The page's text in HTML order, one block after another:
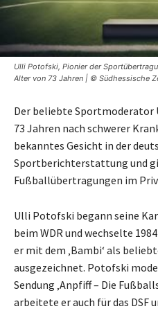
Ulli Potofski, Pionier der
Alter von 73 Jahren | © Südhessische
Der beliebte
73 Jahren nach schwerer
bekanntes Gesicht in der
Sportberichterstattung und
Fußballübertragungen im
Ulli Potofski begann seine
beim WDR und wechselte
er mit dem ‚Bambi‘ als
ausgezeichnet. Potofski
Sendung ‚Anpfiff – Die
arbeitete er auch für das DSF